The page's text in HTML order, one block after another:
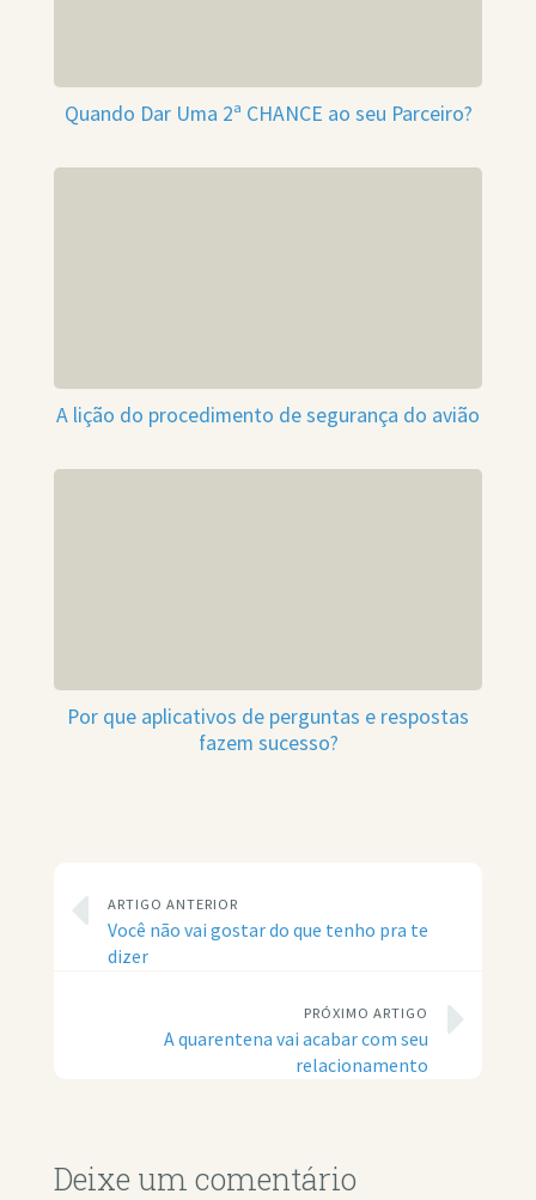
Quando Dar Uma 2ª CHANCE ao seu Parceiro?
A lição do procedimento de segurança do avião
Por que aplicativos de perguntas e respostas
fazem sucesso?
ARTIGO ANTERIOR
Você não vai gostar do que tenho pra te
dizer
PRÓXIMO ARTIGO
A quarentena vai acabar com seu
relacionamento
Deixe um comentário